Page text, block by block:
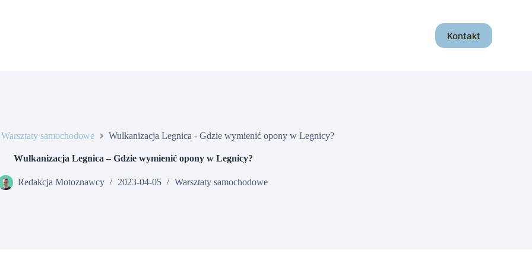
Kontakt
Warsztaty samochodowe Wulkanizacja Legnica - Gdzie wymienić opony w Legnicy?
Wulkanizacja Legnica – Gdzie wymienić opony w Legnicy?
Redakcja Motoznawcy 2023-04-05 Warsztaty samochodowe